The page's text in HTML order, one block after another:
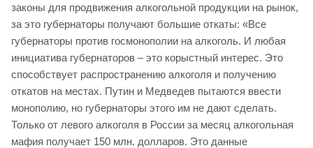
законы для продвижения алкогольной продукции на рынок,
за это губернаторы получают большие откаты: «Все
губернаторы против госмонополии на алкоголь. И любая
инициатива губернаторов – это корыстный интерес. Это
способствует распространению алкоголя и получению
откатов на местах. Путин и Медведев пытаются ввести
монополию, но губернаторы этого им не дают сделать.
Только от левого алкоголя в России за месяц алкогольная
мафия получает 150 млн. долларов. Это данные